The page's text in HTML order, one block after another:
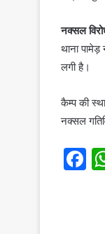
नक्सल
थाना
लगी है।
कैम्प की
नक्सल
F